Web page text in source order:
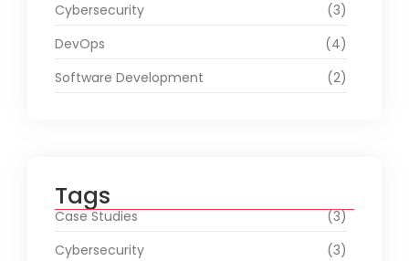
Cybersecurity
(3)
DevOps
(4)
Software Development
(2)
Tags
Case Studies
(3)
Cybersecurity
(3)